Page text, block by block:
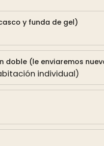
y funda de gel)
doble (le enviaremos
individual)